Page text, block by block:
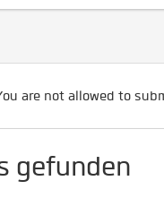
are not allowed to
gefunden